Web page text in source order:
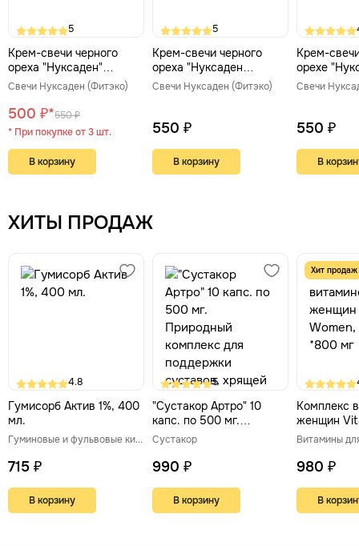
5
Крем-свечи черного
ореха "Нуксаден"
«МастоЭндоНорм» 10
штук Фитэко
Свечи Нуксаден (Фитэко)
500 ₽*550 ₽
* При покупке от 3 шт.
В корзину
5
Крем-свечи черного
ореха "Нуксаден
Женское здоровье" 10
Свечи Нуксаден (Фитэко)
550 ₽
В корзину
Крем-
орехе
лисичкой,
Свечи
550 ₽
В
ХИТЫ ПРОДАЖ
4.8
Гумисорб Актив 1%, 400
мл.
Гуминовые и фульвовые кислоты
715 ₽
В корзину
5
"Сустакор Артро" 10
капс. по 500 мг.
Природный комплекс
для поддержки
суставов, хрящей и
Сустакор
990 ₽
В корзину
Хит продаж
Комплекс
женщин
90 табл
Витамины
980 ₽
В